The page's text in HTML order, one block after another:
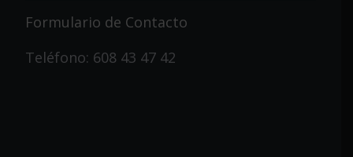
Formulario de Contacto
Teléfono: 608 43 47 42